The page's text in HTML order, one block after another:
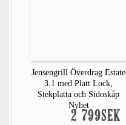
Jensengrill Överdrag Estate
3.1 med Platt Lock,
Stekplatta och Sidoskåp
Nyhet
2 799SEK